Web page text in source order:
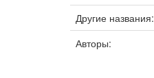
Другие названия:
Авторы: